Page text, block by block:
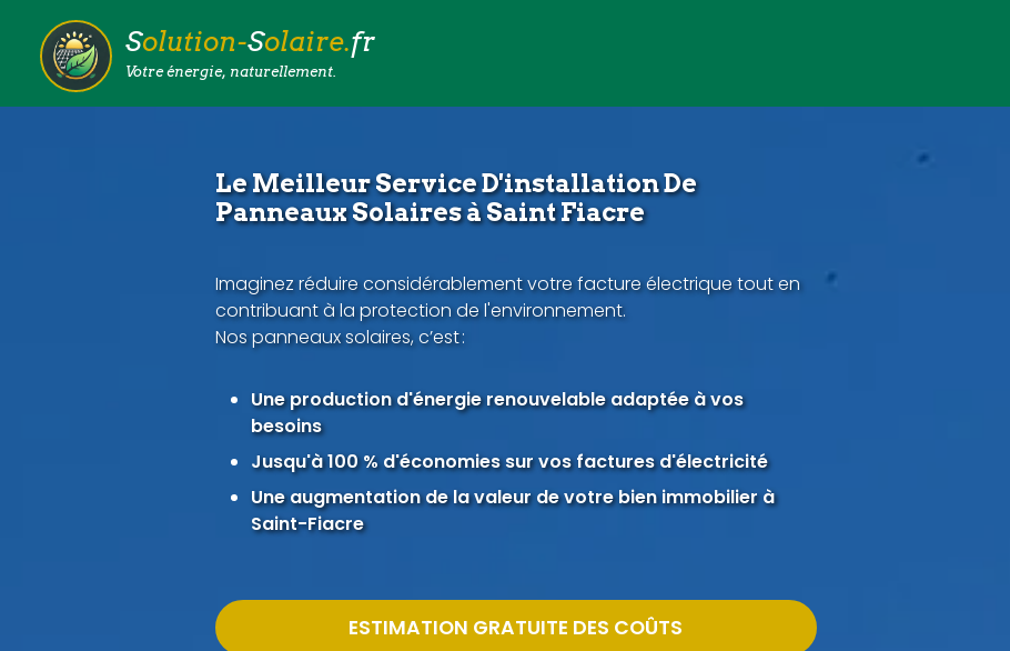
Solution-Solaire.fr
Votre énergie, naturellement.
Le Meilleur Service D'installation De
Panneaux Solaires à Saint Fiacre
Imaginez réduire considérablement votre facture électrique tout en
contribuant à la protection de l'environnement.
Nos panneaux solaires, c’est :
Une production d'énergie renouvelable adaptée à vos
besoins
Jusqu'à 100 % d'économies sur vos factures d'électricité
Une augmentation de la valeur de votre bien immobilier à
Saint-Fiacre
ESTIMATION GRATUITE DES COÛTS